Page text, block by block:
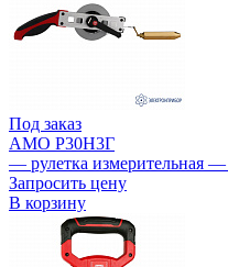
Под заказ
AMO Р30Н3Г
— рулетка измерительная
Запросить цену
В корзину